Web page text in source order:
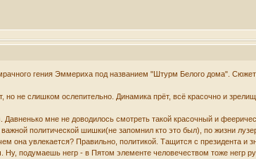
гения Эммериха под названием "Штурм Белого дома".
но не слишком ослепительно. Динамика прёт, всё красочно и
мне не доводилось смотреть такой красочный и
политической шишки(не запомнил кто это был), по жизни
она увлекается? Правильно, политикой. Тащится с президента
Ну, подумаешь негр - в Пятом элементе человечеством тоже негр